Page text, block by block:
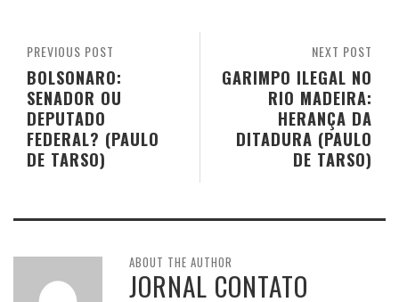
NEXT POST
GARIMPO ILEGAL NO
RIO MADEIRA:
HERANÇA DA
DITADURA (PAULO
DE TARSO)
PREVIOUS POST
BOLSONARO:
SENADOR OU
DEPUTADO
FEDERAL? (PAULO
DE TARSO)
ABOUT THE AUTHOR
JORNAL CONTATO